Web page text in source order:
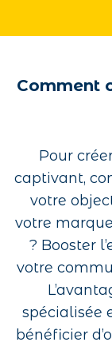
Comment
Pour
captivant,
votre
votre
? Booster
votre
spécialisée
bénéficier